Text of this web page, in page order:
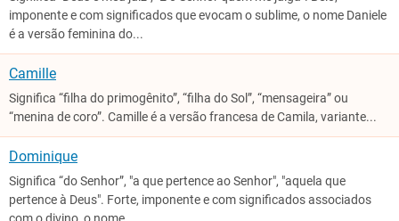
imponente e com significados que evocam o sublime, o nome Daniele
é a versão feminina do...
Camille
Significa “filha do primogênito”, “filha do Sol”, “mensageira” ou
“menina de coro”. Camille é a versão francesa de Camila, variante...
Dominique
Significa “do Senhor”, "a que pertence ao Senhor", "aquela que
pertence à Deus". Forte, imponente e com significados associados